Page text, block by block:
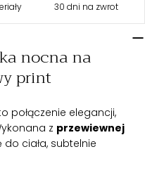
30 dni na zwrot
nocna na
print
połączenie elegancji,
z przewiewnej
ciała, subtelnie